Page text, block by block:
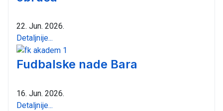
22. Jun. 2026.
Detaljnije...
Fudbalske nade Bara
16. Jun. 2026.
Detaljnije...